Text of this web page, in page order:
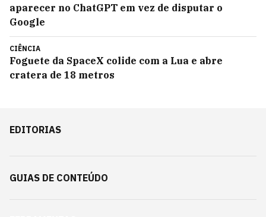
aparecer no ChatGPT em vez de disputar o
Google
CIÊNCIA
Foguete da SpaceX colide com a Lua e abre
cratera de 18 metros
EDITORIAS
GUIAS DE CONTEÚDO